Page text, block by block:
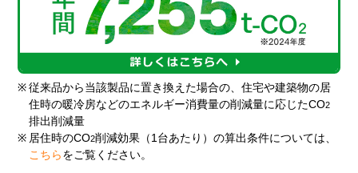
※ 従来品から当該製品に置き換えた場合の、住宅や建築物の居
住時の暖冷房などのエネルギー消費量の削減量に応じたCO2
排出削減量
※ 居住時のCO2削減効果（1台あたり）の算出条件については、
こちら をご覧ください。